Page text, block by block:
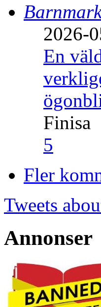
2026-
En
Finisa
5
Fler
Tweets
Annonser